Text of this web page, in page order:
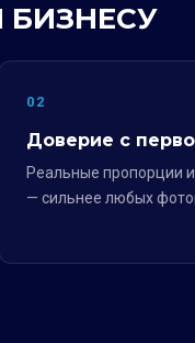
БИЗНЕСУ
02
Доверие с
Реальные пропорции
— сильнее любых